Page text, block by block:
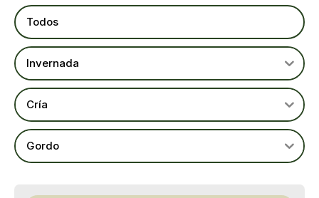
Todos
Invernada
Cría
Gordo